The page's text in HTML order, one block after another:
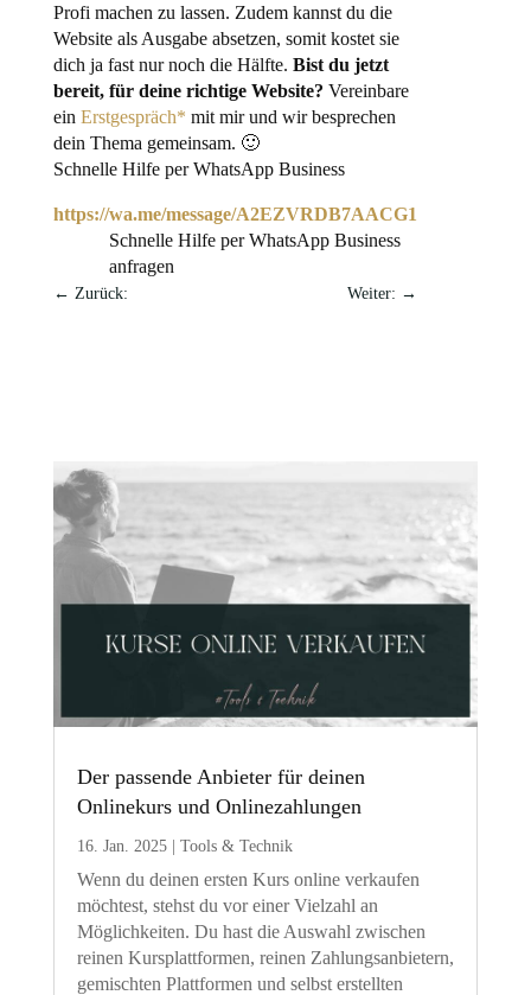
Profi machen zu lassen. Zudem kannst du die
Website als Ausgabe absetzen, somit kostet sie
dich ja fast nur noch die Hälfte. Bist du jetzt
bereit, für deine richtige Website? Vereinbare
ein Erstgespräch* mit mir und wir besprechen
dein Thema gemeinsam. 🙂
Schnelle Hilfe per WhatsApp Business
https://wa.me/message/A2EZVRDB7AACG1
Schnelle Hilfe per WhatsApp Business
anfragen
← Zurück: Weiter: →
Der passende Anbieter für deinen
Onlinekurs und Onlinezahlungen
16. Jan. 2025| Tools & Technik
Wenn du deinen ersten Kurs online verkaufen
möchtest, stehst du vor einer Vielzahl an
Möglichkeiten. Du hast die Auswahl zwischen
reinen Kursplattformen, reinen Zahlungsanbietern,
gemischten Plattformen und selbst erstellten